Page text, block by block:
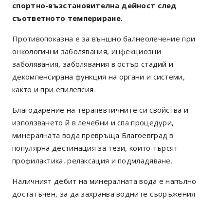
спортно-възстановителна дейност след
съответното темпериране.
Противопоказна е завъншно балнеолечение при
онкологични заболявания, инфекциозни
заболявания, заболявания в остър стадий и
декомпенсирана функция на органи и системи,
както и при епилепсия.
Благодарение на терапевтичните си свойства и
използването й в лечебни и спа процедури,
минералната вода превръща Благоевград в
популярна дестинация за тези, които търсят
профилактика, релаксация и подмладяване.
Наличният дебит на минералната вода е напълно
достатъчен, за да захранва водните съоръжения